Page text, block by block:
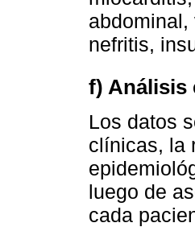
nefritis,
f) Análisis
Los datos
clínicas, la
luego de
cada